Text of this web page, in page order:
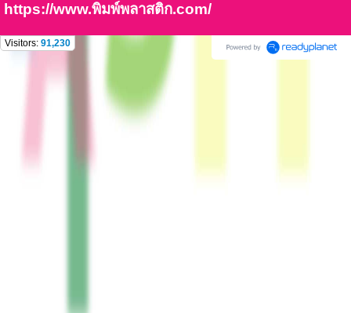
https://www.พิมพ์พลาสติก.com/
Visitors: 91,230